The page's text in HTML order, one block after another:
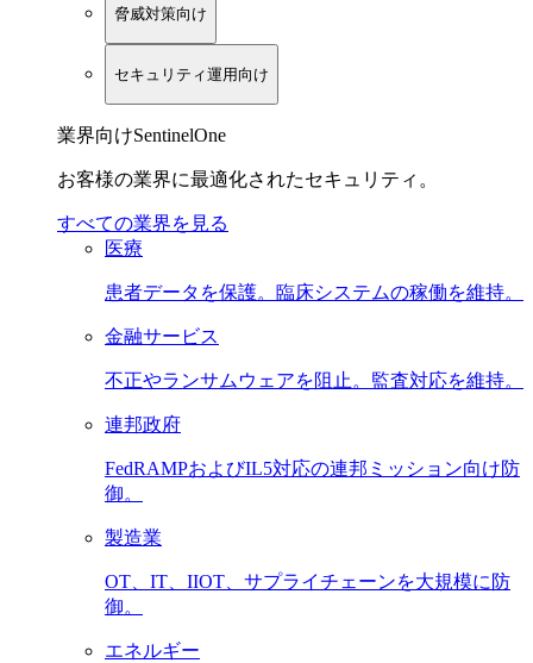
脅威対策向け
セキュリティ運用向け
業界向けSentinelOne
お客様の業界に最適化されたセキュリティ。
すべての業界を見る
医療
患者データを保護。臨床システムの稼働を維持。
金融サービス
不正やランサムウェアを阻止。監査対応を維持。
連邦政府
FedRAMPおよびIL5対応の連邦ミッション向け防
御。
製造業
OT、IT、IIOT、サプライチェーンを大規模に防
御。
エネルギー